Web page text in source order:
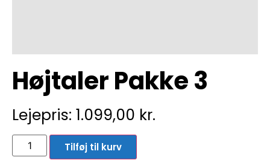
Højtaler Pakke 3
Lejepris: 1.099,00 kr.
Tilføj til kurv